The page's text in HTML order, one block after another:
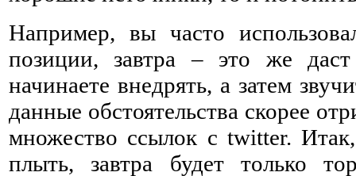
Например, вы часто
позиции, завтра – это же
начинаете внедрять, а затем
данные обстоятельства скорее
множество ссылок с twitter.
плыть, завтра будет только